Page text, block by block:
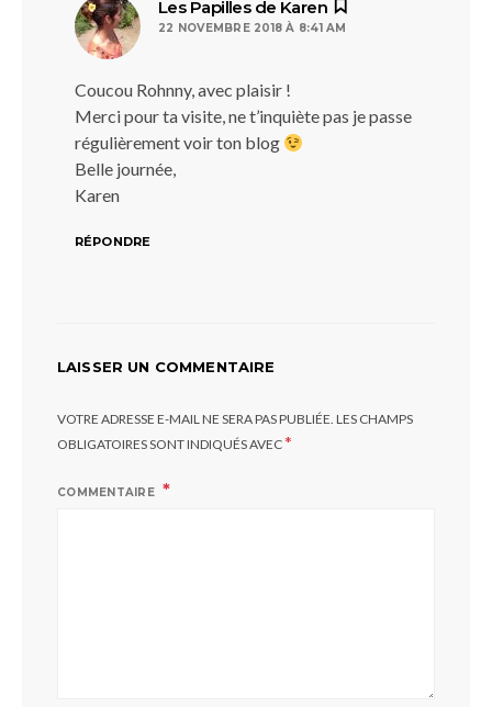
Les Papilles de Karen
22 NOVEMBRE 2018 À 8:41 AM
Coucou Rohnny, avec plaisir !
Merci pour ta visite, ne t’inquiète pas je passe
régulièrement voir ton blog
Belle journée,
Karen
RÉPONDRE
LAISSER UN COMMENTAIRE
VOTRE ADRESSE E-MAIL NE SERA PAS PUBLIÉE. LES CHAMPS
OBLIGATOIRES SONT INDIQUÉS AVEC*
COMMENTAIRE